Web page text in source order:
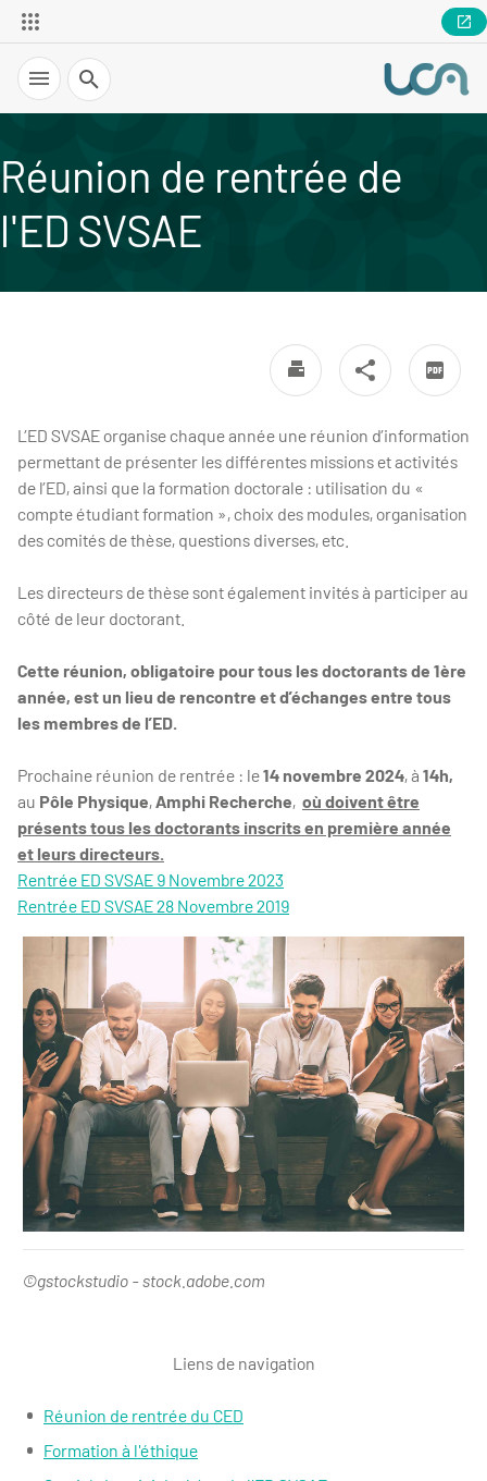
Recherche
Réunion de rentrée de
l'ED SVSAE
L’ED SVSAE organise chaque année une réunion d’information
permettant de présenter les différentes missions et activités
de l’ED, ainsi que la formation doctorale : utilisation du «
compte étudiant formation », choix des modules, organisation
des comités de thèse, questions diverses, etc.
Les directeurs de thèse sont également invités à participer au
côté de leur doctorant.
Cette réunion, obligatoire pour tous les doctorants de 1ère
année, est un lieu de rencontre et d’échanges entre tous
les membres de l’ED.
Prochaine réunion de rentrée : le14 novembre 2024, à 14h,
au Pôle Physique,Amphi Recherche, où doivent être
présents tous les doctorants inscrits en première année
et leurs directeurs.
Rentrée ED SVSAE 9 Novembre 2023
Rentrée ED SVSAE 28 Novembre 2019
©gstockstudio - stock.adobe.com
Liens de navigation
Réunion de rentrée du CED
Formation à l'éthique